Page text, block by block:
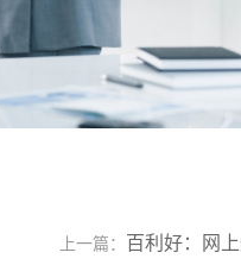
上一篇： 百利好：网上炒伦敦